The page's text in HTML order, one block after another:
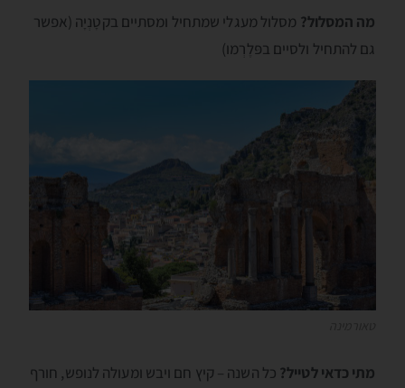
מה המסלול? מסלול מעגלי שמתחיל ומסתיים בקטָנְיָה (אפשר
גם להתחיל ולסיים בפּלֶרְמו)
מתי כדאי לטייל? כל השנה – קיץ חם ויבש ומעולה לנופש, חורף